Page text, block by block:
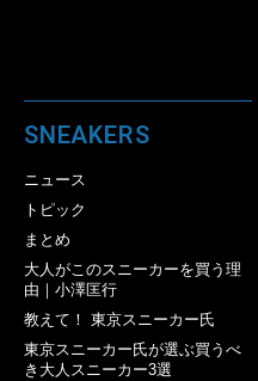
SNEAKERS
ニュース
トピック
まとめ
大人がこのスニーカーを買う理
由｜小澤匡行
教えて！ 東京スニーカー氏
東京スニーカー氏が選ぶ買うべ
き大人スニーカー3選